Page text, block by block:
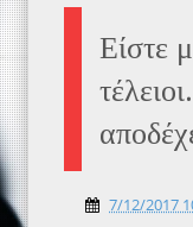
Είστε
7/12/2017